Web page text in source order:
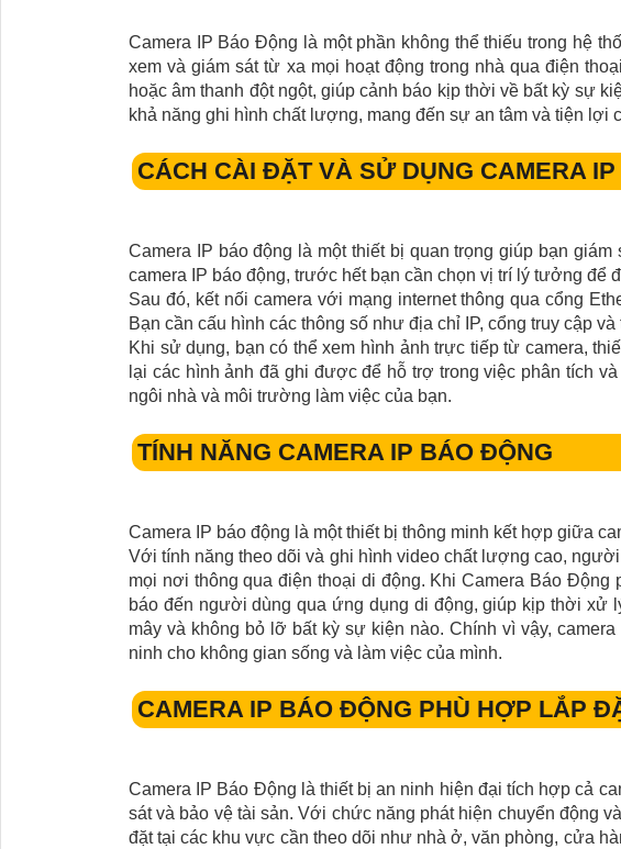
Camera IP Báo Động là một phần không thể thiếu trong hệ
xem và giám sát từ xa mọi hoạt động trong nhà qua điện
hoặc âm thanh đột ngột, giúp cảnh báo kịp thời về bất kỳ sự
khả năng ghi hình chất lượng, mang đến sự an tâm và tiện lợi
CÁCH CÀI ĐẶT VÀ SỬ DỤNG CAMERA
Camera IP báo động là một thiết bị quan trọng giúp bạn
camera IP báo động, trước hết bạn cần chọn vị trí lý tưởng để
Sau đó, kết nối camera với mạng internet thông qua cổng
Bạn cần cấu hình các thông số như địa chỉ IP, cổng truy cập
Khi sử dụng, bạn có thể xem hình ảnh trực tiếp từ camera,
lại các hình ảnh đã ghi được để hỗ trợ trong việc phân tích
ngôi nhà và môi trường làm việc của bạn.
TÍNH NĂNG CAMERA IP BÁO ĐỘNG
Camera IP báo động là một thiết bị thông minh kết hợp giữa
Với tính năng theo dõi và ghi hình video chất lượng cao,
mọi nơi thông qua điện thoại di động. Khi Camera Báo
báo đến người dùng qua ứng dụng di động, giúp kịp thời xử
mây và không bỏ lỡ bất kỳ sự kiện nào. Chính vì vậy,
ninh cho không gian sống và làm việc của mình.
CAMERA IP BÁO ĐỘNG PHÙ HỢP LẮP
Camera IP Báo Động là thiết bị an ninh hiện đại tích hợp cả
sát và bảo vệ tài sản. Với chức năng phát hiện chuyển động
đặt tại các khu vực cần theo dõi như nhà ở, văn phòng, cửa